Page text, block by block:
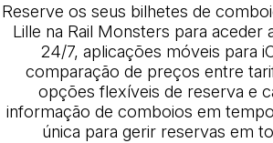
Reserve os seus bilhetes de
Lille na Rail Monsters para aceder
24/7, aplicações móveis para
comparação de preços entre
opções flexíveis de reserva e
informação de comboios em
única para gerir reservas em